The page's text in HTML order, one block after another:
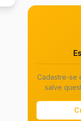
Cadastre-se
salve